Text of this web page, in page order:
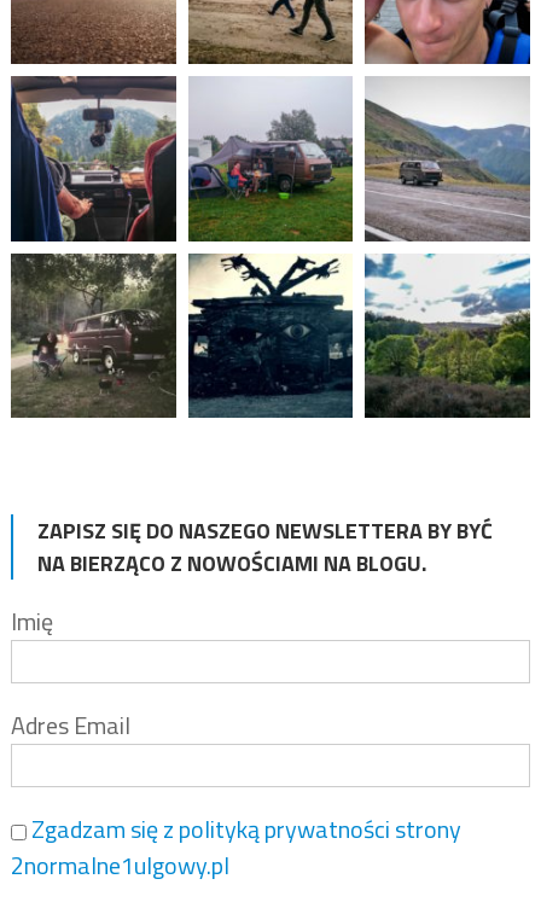
ZAPISZ SIĘ DO NASZEGO NEWSLETTERA BY BYĆ
NA BIERZĄCO Z NOWOŚCIAMI NA BLOGU.
Imię
Adres Email
Zgadzam się z polityką prywatności strony
2normalne1ulgowy.pl